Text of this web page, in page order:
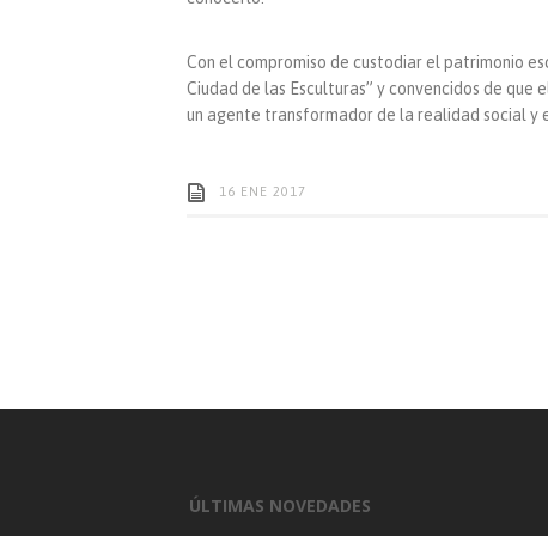
Con el compromiso de custodiar el patrimonio
Ciudad de las Esculturas” y convencidos de
un agente transformador de la realidad social y
16 ENE 2017
ÚLTIMAS NOVEDADES